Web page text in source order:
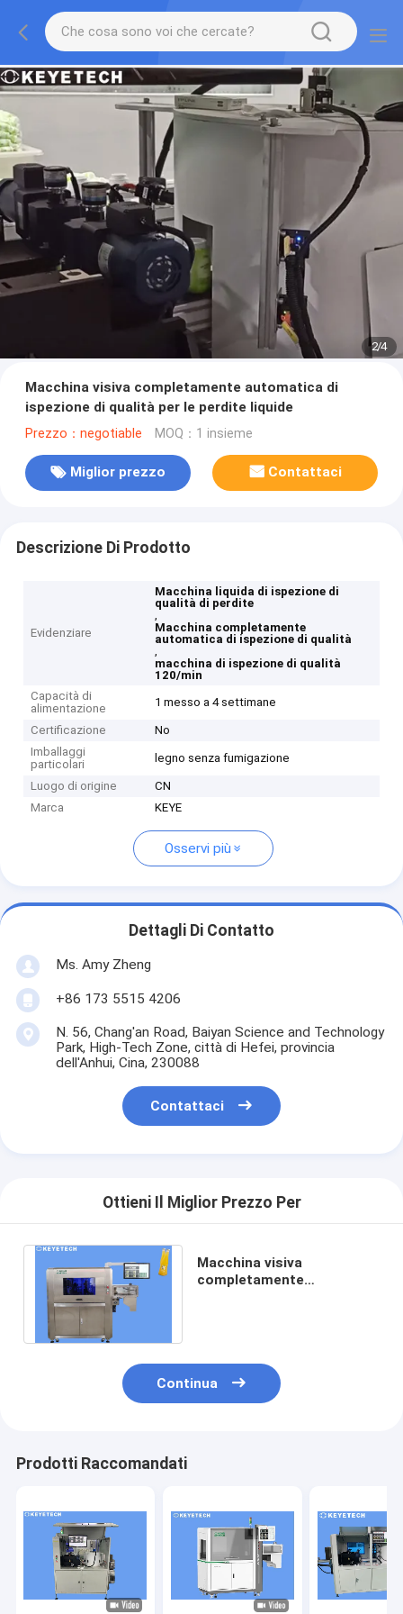
2/4
Macchina visiva completamente automatica di
ispezione di qualità per le perdite liquide
Prezzo：negotiable MOQ：1 insieme
Miglior prezzo Contattaci
Descrizione Di Prodotto
Evidenziare
Macchina liquida di ispezione di
qualità di perdite
,
Macchina completamente
automatica di ispezione di qualità
,
macchina di ispezione di qualità
120/min
Capacità di
alimentazione
1 messo a 4 settimane
Certificazione
No
Imballaggi
particolari
legno senza fumigazione
Luogo di origine
CN
Marca
KEYE
Osservi più
Dettagli Di Contatto
Ms. Amy Zheng
+86 173 5515 4206
N. 56, Chang'an Road, Baiyan Science and Technology
Park, High-Tech Zone, città di Hefei, provincia
dell'Anhui, Cina, 230088
Contattaci
Ottieni Il Miglior Prezzo Per
Macchina visiva
completamente
Continua
Prodotti Raccomandati